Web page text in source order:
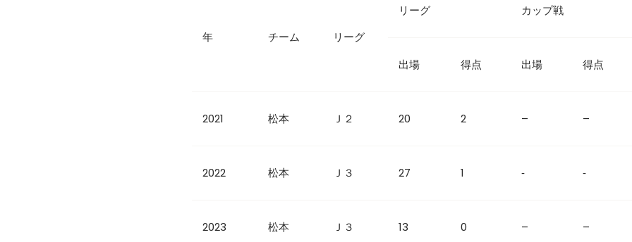
年 チーム リーグ
リーグ カップ戦
出場 得点 出場 得点
2021 松本 Ｊ２ 20 2 – –
2022 松本 Ｊ３ 27 1 ‐ ‐
2023 松本 Ｊ３ 13 0 – –